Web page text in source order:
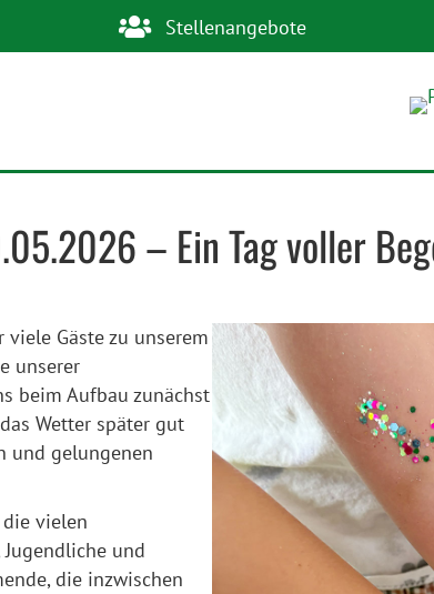
Stellenangebote
– Ein Tag voller
Gäste zu unserem
unserer
beim Aufbau zunächst
Wetter später gut
und gelungenen
vielen
und
die inzwischen